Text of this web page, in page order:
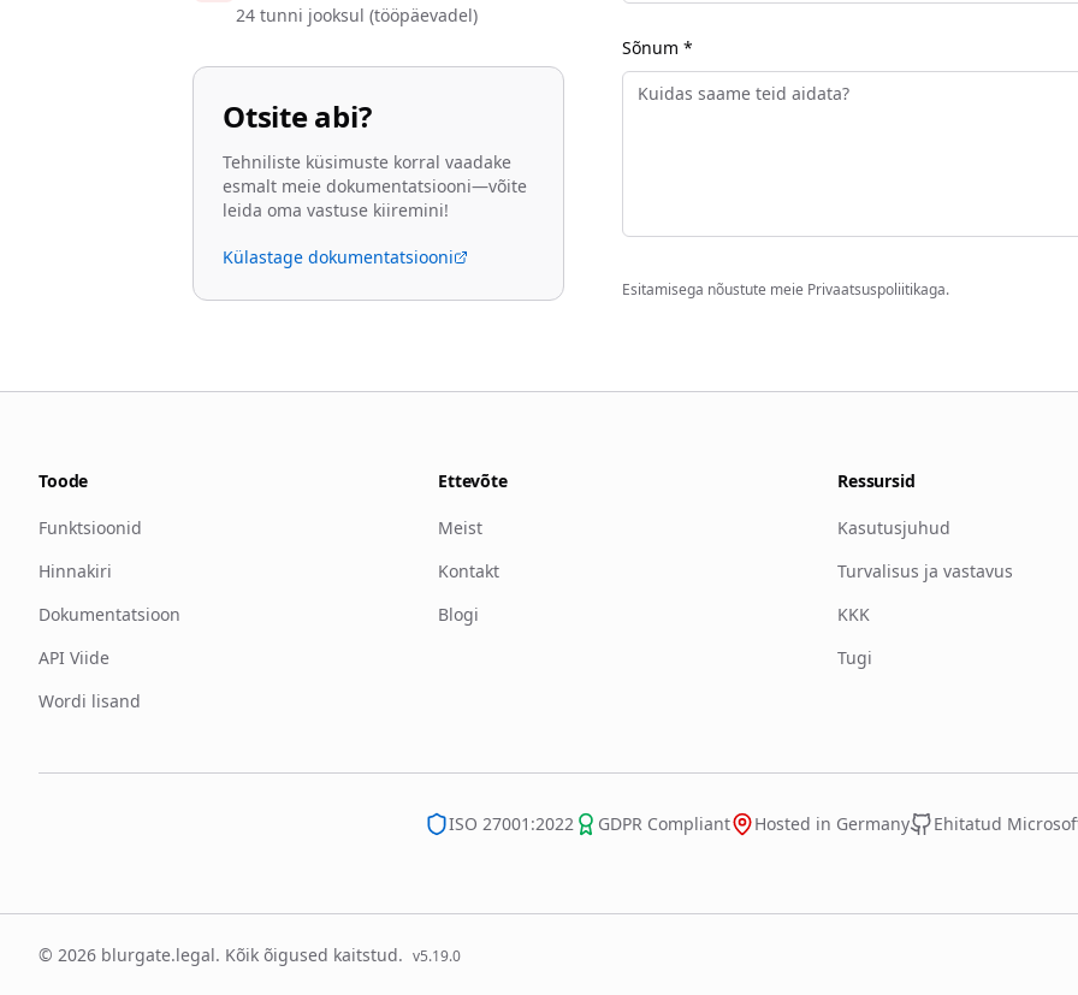
24 tunni jooksul (tööpäevadel)
Otsite abi?
Tehniliste küsimuste korral vaadake
esmalt meie dokumentatsiooni—võite
leida oma vastuse kiiremini!
Külastage dokumentatsiooni
Sõnum *
Esitamisega nõustute meie Privaatsuspoliitikaga.
Toode
Funktsioonid
Hinnakiri
Dokumentatsioon
API Viide
Wordi lisand
Ettevõte
Meist
Kontakt
Blogi
Ressursid
Kasutusjuhud
Turvalisus ja vastavus
KKK
Tugi
ISO 27001:2022 GDPR Compliant Hosted in Germany Ehitatud
© 2026 blurgate.legal. Kõik õigused kaitstud. v5.19.0